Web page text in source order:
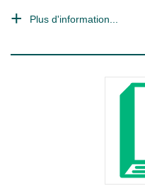
Plus d'information...